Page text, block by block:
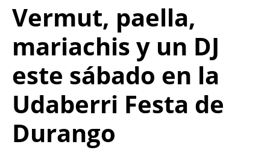
Vermut, paella,
mariachis y un DJ
este sábado en la
Udaberri Festa de
Durango